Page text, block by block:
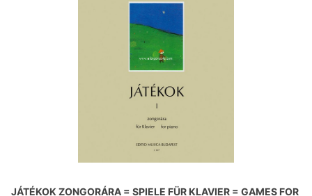
JÁTÉKOK ZONGORÁRA = SPIELE FÜR KLAVIER = GAMES FOR